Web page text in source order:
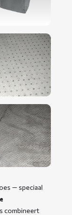
— speciaal
combineert